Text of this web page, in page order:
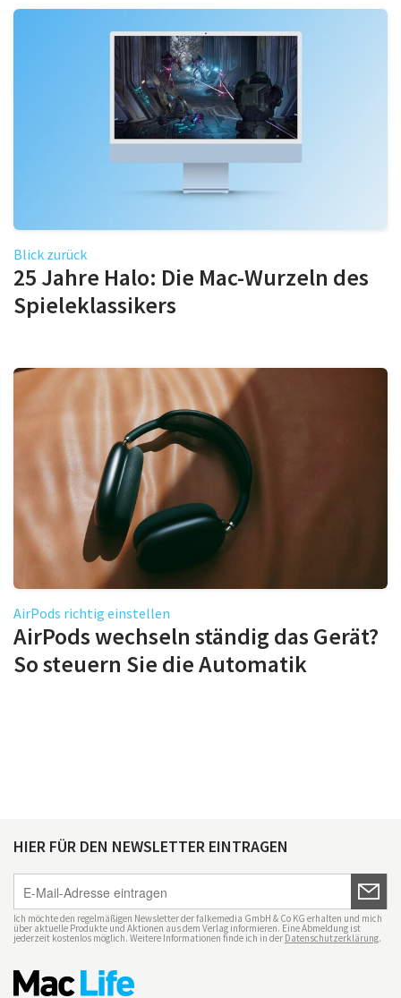
Blick zurück
25 Jahre Halo: Die Mac-Wurzeln des
Spieleklassikers
AirPods richtig einstellen
AirPods wechseln ständig das Gerät?
So steuern Sie die Automatik
HIER FÜR DEN NEWSLETTER EINTRAGEN
Ich möchte den regelmäßigen Newsletter der falkemedia GmbH & Co KG erhalten und mich
über aktuelle Produkte und Aktionen aus dem Verlag informieren. Eine Abmeldung ist
jederzeit kostenlos möglich. Weitere Informationen finde ich in der Datenschutzerklärung.